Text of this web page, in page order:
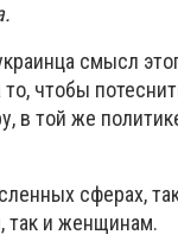
смысл
то, чтобы
в той же
сферах,
так и женщинам.